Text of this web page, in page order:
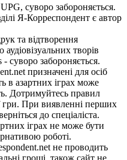
суворо забороняється.
Я-Корреспондент є автор
та відтворення
творів
суворо забороняється.
призначені для осіб
в азартних іграх може
Дотримуйтесь правил
гри. При виявленні перших
до спеціаліста.
іграх не може бути
роботі.
не проводить
гроші, також сайт не